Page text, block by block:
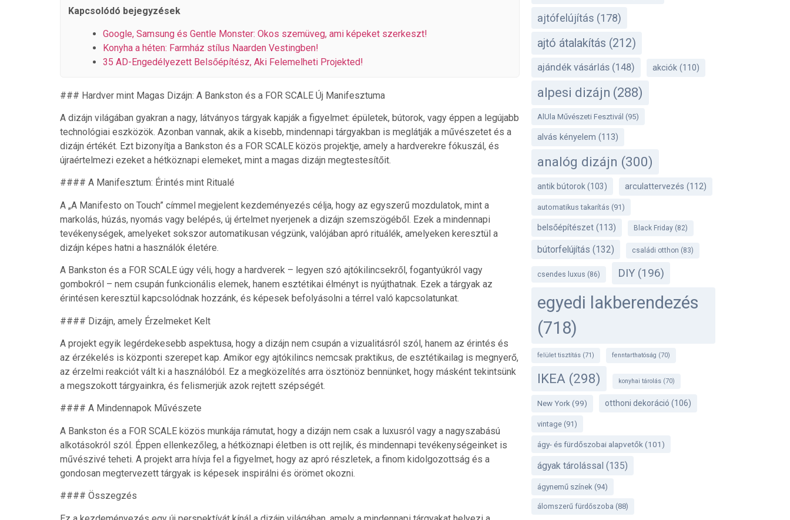
Kapcsolódó bejegyzések
Google, Samsung és Gentle Monster: Okos szemüveg, ami képeket szerkeszt!
Konyha a héten: Farmház stílus Naarden Vestingben!
35 AD-Engedélyezett Belsőépítész, Aki Felemelheti Projekted!
### Hardver mint Magas Dizájn: A Bankston és a FOR SCALE Új Manifesztuma
A dizájn világában gyakran a nagy, látványos tárgyak kapják a figyelmet: épületek, bútorok, vagy éppen a legújabb
technológiai eszközök. Azonban vannak, akik a kisebb, mindennapi tárgyakban is meglátják a művészetet és a
dizájn értékét. Ezt bizonyítja a Bankston és a FOR SCALE közös projektje, amely a hardverekre fókuszál, és
újraértelmezi ezeket a hétköznapi elemeket, mint a magas dizájn megtestesítőit.
#### A Manifesztum: Érintés mint Ritualé
A „A Manifesto on Touch” címmel megjelent kezdeményezés célja, hogy az egyszerű mozdulatok, mint a
markolás, húzás, nyomás vagy belépés, új értelmet nyerjenek a dizájn szemszögéből. Ezek a mindennapi
tevékenységek, amelyeket sokszor automatikusan végzünk, valójában apró rituálék, amelyeken keresztül a
dizájn képes hatni a használók életére.
A Bankston és a FOR SCALE úgy véli, hogy a hardverek – legyen szó ajtókilincsekről, fogantyúkról vagy
gombokról – nem csupán funkcionális elemek, hanem esztétikai élményt is nyújthatnak. Ezek a tárgyak az
érintésen keresztül kapcsolódnak hozzánk, és képesek befolyásolni a térrel való kapcsolatunkat.
#### Dizájn, amely Érzelmeket Kelt
A projekt egyik legérdekesebb aspektusa, hogy a dizájn nem csupán a vizualitásról szól, hanem az érintés és
az érzékelés is központi szerepet kap. Amikor egy ajtókilincs nemcsak praktikus, de esztétikailag is megnyerő,
az érzelmi reakciót vált ki a használóból. Ez a megközelítés arra ösztönöz bennünket, hogy másként tekintsünk
a megszokott tárgyainkra, és felismerjük azok rejtett szépségét.
#### A Mindennapok Művészete
A Bankston és a FOR SCALE közös munkája rámutat, hogy a dizájn nem csak a luxusról vagy a nagyszabású
alkotásokról szól. Éppen ellenkezőleg, a hétköznapi életben is ott rejlik, és mindennapi tevékenységeinket is
művészivé teheti. A projekt arra hívja fel a figyelmet, hogy az apró részletek, a finom kidolgozottság és a
gondosan megtervezett tárgyak is képesek inspirálni és örömet okozni.
#### Összegzés
ajtófelújítás (178)
ajtó átalakítás (212)
ajándék vásárlás(148) akciók(110)
alpesi dizájn (288)
AlUla Művészeti Fesztivál (95)
alvás kényelem (113)
analóg dizájn (300)
antik bútorok (103) arculattervezés (112)
automatikus takarítás (91)
belsőépítészet(113) Black Friday(82)
bútorfelújítás (132) családi otthon (83)
csendes luxus (86) DIY(196)
egyedi lakberendezés
(718)
felület tisztítás(71) fenntarthatóság (70)
IKEA (298) konyhai tárolás(70)
New York(99) otthoni dekoráció (106)
vintage(91)
ágy- és fürdőszobai alapvetők (101)
ágyak tárolással (135)
ágynemű színek(94)
álomszerű fürdőszoba (88)